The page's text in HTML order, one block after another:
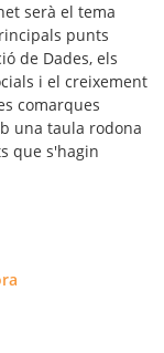
serà el tema
punts
de Dades, els
i el creixement
comarques
una taula rodona
que s'hagin